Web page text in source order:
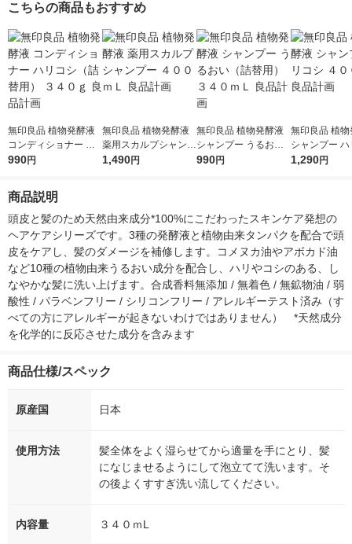
こちらの商品もおすすめ
無印良品 植物発酵液
コンディショナー ハ
リコシ（詰替用） ３
990円
無印良品 植物発酵液
薬用スカルプシャンプ
ー ４００ｍＬ 良品計
1,490円
無印良品 植物発酵液
シャンプー うるおい
（詰替用） ３４０ｍ
990円
無印良品 植物
シャンプー
４００ｍＬ
1,290円
商品説明
頭皮と髪のため天然由来成分*100%にこだわったスキンケア発想の
ヘアケアシリーズです。3種の発酵液と植物由来タンパクを配合で頭
皮をケアし、髪のダメージを補修します。コメヌカ油やアボカド油
など10種の植物由来うるおい成分を配合し、ハリやコシのある、し
なやかな髪に洗い上げます。合成香料無添加 / 無着色 / 無鉱物油 / 弱
酸性 / パラベンフリー / シリコンフリー / アレルギーテスト済み（す
べての方にアレルギーが起きないわけではありません）　*天然成分
を化学的に反応させた成分を含みます
商品仕様/スペック
原産国 日本
使用方法
髪全体をよく湿らせてから適量を手にとり、髪
になじませるようにして泡立てて洗います。そ
の後よくすすぎ洗い流してください。
内容量 ３４０ｍL